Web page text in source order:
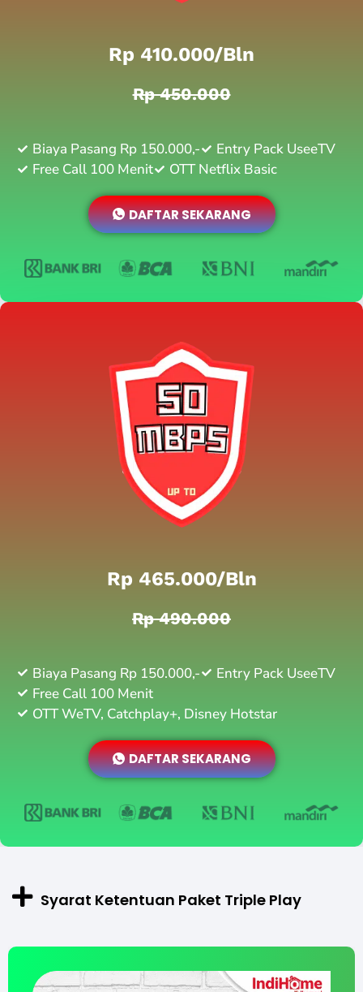
Rp 410.000/bln
Rp 450.000
Biaya Pasang Rp 150.000,-
Entry Pack UseeTV
Free Call 100 Menit
OTT Netflix Basic
DAFTAR SEKARANG
Rp 465.000/bln
Rp 490.000
Biaya Pasang Rp 150.000,-
Entry Pack UseeTV
Free Call 100 Menit
OTT WeTV, Catchplay+, Disney Hotstar
DAFTAR SEKARANG
Syarat Ketentuan Paket Triple Play